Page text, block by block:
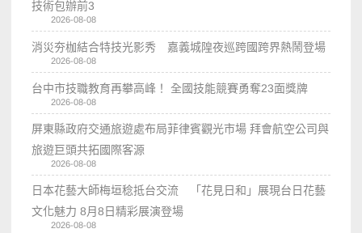
技術包辦前3
2026-08-08
消災夯枷結合特技光影秀 嘉義城隍夜巡跨國跨界熱鬧登場
2026-08-08
台中市技職教育再攀高峰！ 全國技能競賽勇奪23面獎牌
2026-08-08
屏東縣政府交通旅遊處布局菲律賓觀光市場 拜會航空公司與
旅遊巨頭共拓國際客源
2026-08-08
日本花藝大師梅垣稔抵台交流 「花見日和」展現台日花藝
文化魅力 8月8日精彩展演登場
2026-08-08